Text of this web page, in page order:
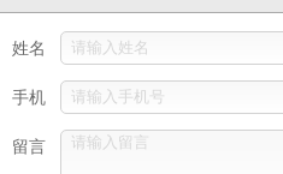
姓名
手机
留言